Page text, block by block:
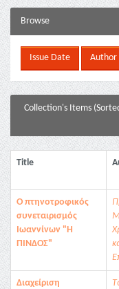
Browse
Collection's Items
Title
Ο πτηνοτροφικός
συνεταιρισμός
Ιωαννίνων "Η
ΠΊΝΔΟΣ"
Διαχείριση